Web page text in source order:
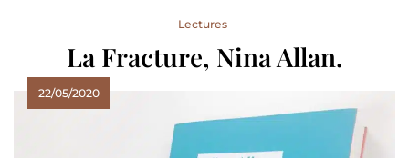
Lectures
La Fracture, Nina Allan.
22/05/2020